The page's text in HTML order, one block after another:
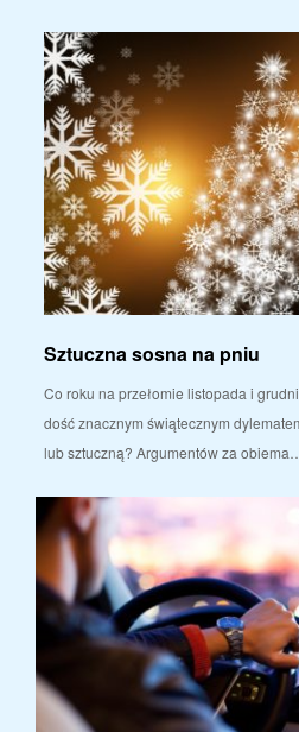
Sztuczna sosna na pniu
Co roku na przełomie listopada i
dość znacznym świątecznym
lub sztuczną? Argumentów za